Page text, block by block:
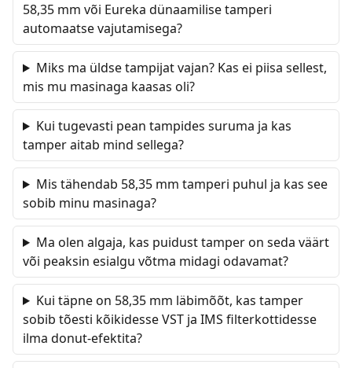
58,35 mm või Eureka dünaamilise tamperi
automaatse vajutamisega?
Miks ma üldse tampijat vajan? Kas ei piisa sellest,
mis mu masinaga kaasas oli?
Kui tugevasti pean tampides suruma ja kas
tamper aitab mind sellega?
Mis tähendab 58,35 mm tamperi puhul ja kas see
sobib minu masinaga?
Ma olen algaja, kas puidust tamper on seda väärt
või peaksin esialgu võtma midagi odavamat?
Kui täpne on 58,35 mm läbimõõt, kas tamper
sobib tõesti kõikidesse VST ja IMS filterkottidesse
ilma donut-efektita?